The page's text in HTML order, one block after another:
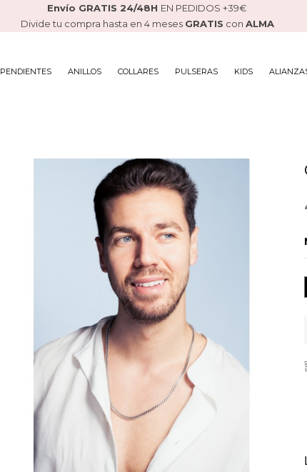
Envío GRATIS 24/48H EN PEDIDOS +39€
Divide tu compra hasta en 4 meses GRATIS con ALMA
PENDIENTES ANILLOS COLLARES PULSERAS KIDS